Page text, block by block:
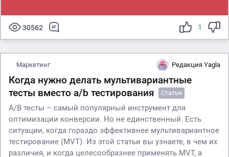
30562 1
Маркетинг Редакция Yagla
Когда нужно делать мультивариантные
тесты вместо a/b тестирования
Статья
А/В тесты – самый популярный инструмент для
оптимизации конверсии. Но не единственный. Есть
ситуации, когда гораздо эффективнее мультивариантное
тестирование (MVT). Из этой статьи вы узнаете, в чем их
различия, и когда целесообразнее применять MVT, а